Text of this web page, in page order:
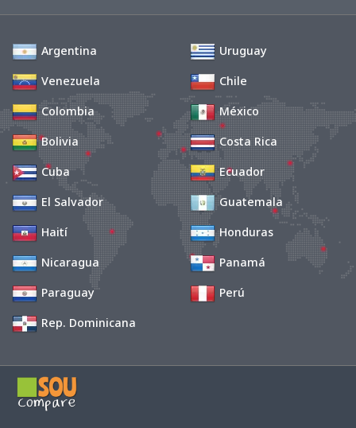
Argentina
Uruguay
Venezuela
Chile
Colombia
México
Bolivia
Costa Rica
Cuba
Ecuador
El Salvador
Guatemala
Haití
Honduras
Nicaragua
Panamá
Paraguay
Perú
Rep. Dominicana